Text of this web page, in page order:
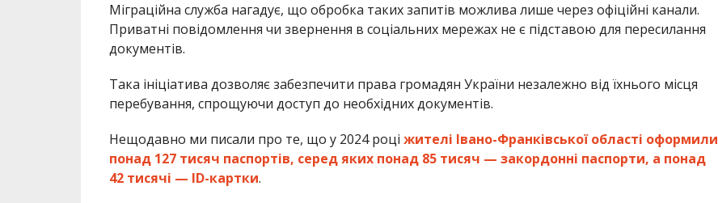
Міграційна служба нагадує, що обробка таких запитів можлива лише через офіційні канали.
Приватні повідомлення чи звернення в соціальних мережах не є підставою для пересилання
документів.
Така ініціатива дозволяє забезпечити права громадян України незалежно від їхнього місця
перебування, спрощуючи доступ до необхідних документів.
Нещодавно ми писали про те, що у 2024 році жителі Івано-Франківської області оформили
понад 127 тисяч паспортів, серед яких понад 85 тисяч — закордонні паспорти, а понад
42 тисячі — ID-картки.